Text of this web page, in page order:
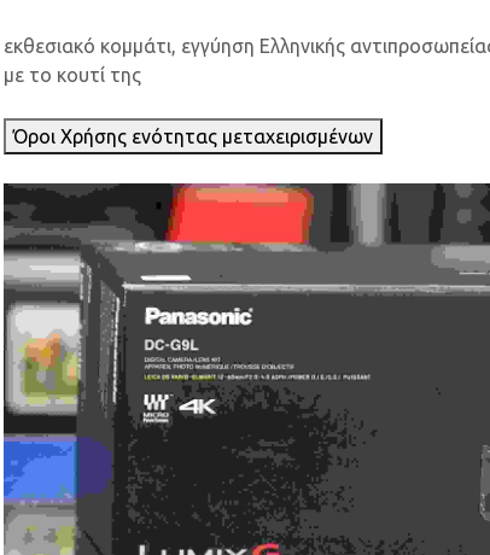
εκθεσιακό κομμάτι, εγγύηση Ελληνικής
με το κουτί της
Όροι Χρήσης ενότητας μεταχειρισμένων